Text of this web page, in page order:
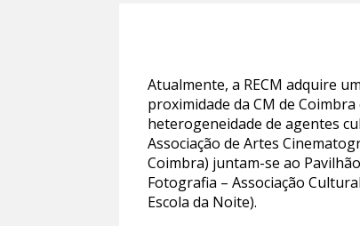
Atualmente, a RECM adquire
proximidade da CM de
heterogeneidade de agentes
Associação de Artes
Coimbra) juntam-se ao
Fotografia – Associação
Escola da Noite).